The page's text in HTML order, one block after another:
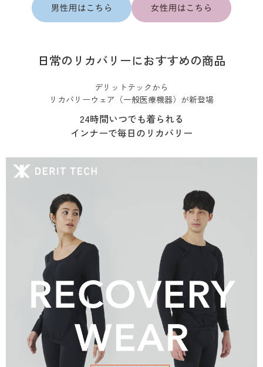
日常のリカバリーにおすすめの商品
デリットテックから
リカバリーウェア（一般医療機器）が新登場
24時間いつでも着られる
インナーで毎日のリカバリー